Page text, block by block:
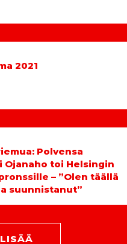
2021
Polvensa
Ojanaho toi Helsingin
– ”Olen täällä
suunnistanut”